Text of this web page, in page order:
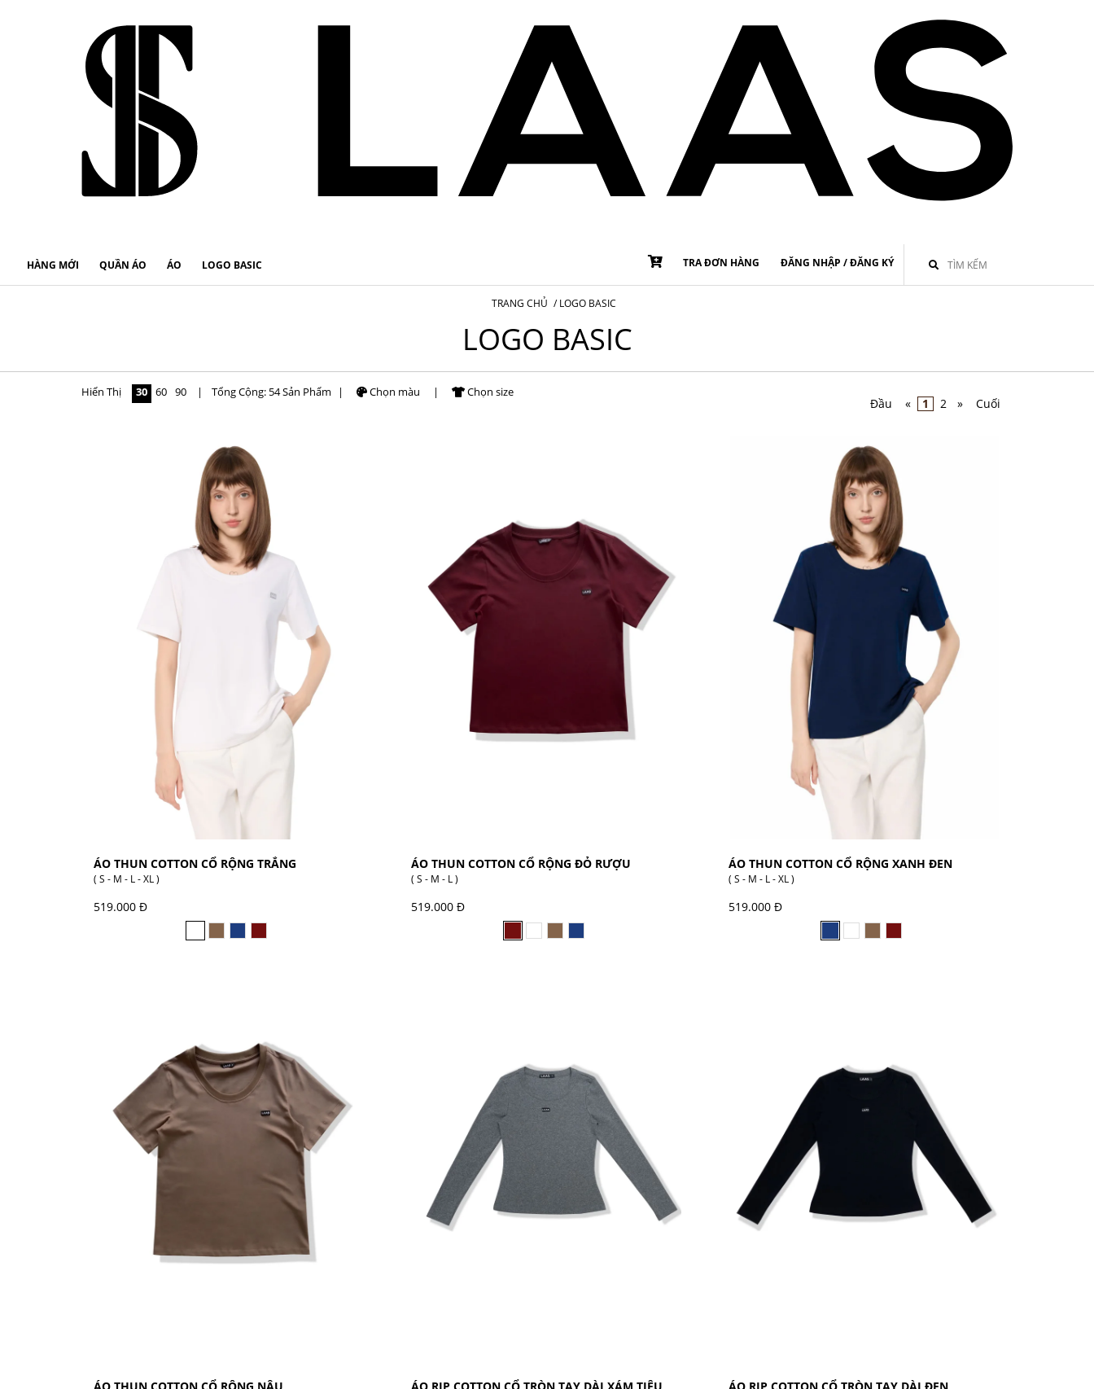
HÀNG MỚI QUẦN ÁO ÁO LOGO BASIC TRA ĐƠN HÀNG ĐĂNG NHẬP / ĐĂNG KÝ
TRANG CHỦ /LOGO BASIC
LOGO BASIC
Hiển Thị 30 60 90 | Tổng Cộng: 54 Sản Phẩm | Chọn màu | Chọn size
Đầu « 1 2 » Cuối
ÁO THUN COTTON CỔ RỘNG TRẮNG
( S - M - L - XL )
519.000 Đ
ÁO THUN COTTON CỔ RỘNG ĐỎ RƯỢU
( S - M - L )
519.000 Đ
ÁO THUN COTTON CỔ RỘNG XANH ĐEN
( S - M - L - XL )
519.000 Đ